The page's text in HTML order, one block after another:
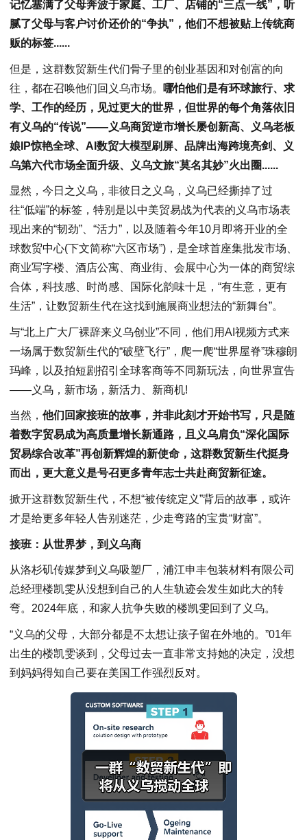
记忆塞满了父母奔波于家庭、工厂、店铺的“三点一线”，听
腻了父母与客户讨价还价的“争执”，他们不想被贴上传统商
贩的标签......
但是，这群数贸新生代们骨子里的创业基因和对创富的向
往，都在召唤他们回义乌市场。
哪怕他们是有环球旅行、求
学、工作的经历，见过更大的世界，但世界的每个角落依旧
有义乌的“传说”——义乌商贸逆市增长屡创新高、义乌老板
娘IP惊艳全球、AI数贸大模型刷屏、品牌出海跨境亮剑、义
乌第六代市场全面升级、义乌文旅“莫名其妙”火出圈......
显然，今日之义乌，非彼日之义乌，义乌已经撕掉了过
往“低端”的标签，特别是以中美贸易战为代表的义乌市场表
现出来的“韧劲”、“活力”，以及随着今年10月即将开业的全
球数贸中心(下文简称“六区市场”)，是全球首座集批发市场、
商业写字楼、酒店公寓、商业街、会展中心为一体的商贸综
合体，科技感、时尚感、国际化韵味十足，“有生意，更有
生活”，让数贸新生代在这找到施展商业想法的“新舞台”。
与“北上广大厂裸辞来义乌创业”不同，他们用AI视频方式来
一场属于数贸新生代的“破壁飞行”，爬一爬“世界屋脊”珠穆朗
玛峰，以及拍短剧招引全球客商等不同新玩法，向世界宣告
——义乌，新市场，新活力、新商机!
当然， 他们回家接班的故事，并非此刻才开始书写，只是随
着数字贸易成为高质量增长新通路，且义乌肩负“深化国际
贸易综合改革”再创新辉煌的新使命，这群数贸新生代挺身
而出，更大意义是号召更多青年志士共赴商贸新征途。
掀开这群数贸新生代，不想“被传统定义”背后的故事，或许
才是给更多年轻人告别迷茫，少走弯路的宝贵“财富”。
接班：从世界梦，到义乌商
从洛杉矶传媒梦到义乌吸塑厂，浦江申丰包装材料有限公司
总经理楼凯雯从没想到自己的人生轨迹会发生如此大的转
弯。2024年底，和家人抗争失败的楼凯雯回到了义乌。
“义乌的父母，大部分都是不太想让孩子留在外地的。”01年
出生的楼凯雯谈到，父母过去一直非常支持她的决定，没想
到妈妈得知自己要在美国工作强烈反对。